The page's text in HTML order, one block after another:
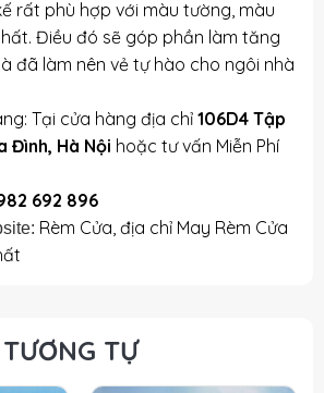
rất phù hợp với màu tường, màu
Điều đó sẽ góp phần làm tăng
đã làm nên vẻ tự hào cho ngôi nhà
Tại cửa hàng địa chỉ 106D4 Tập
Đình, Hà Nội hoặc tư vấn Miễn Phí
692 896
Rèm Cửa, địa chỉ May Rèm Cửa
TỰ